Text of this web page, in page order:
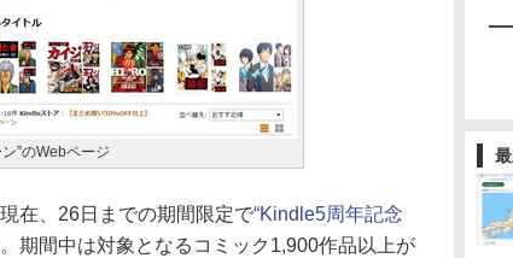
”のWebページ
在、26日までの期間限定で“Kindle5周年記念
期間中は対象となるコミック1,900作品以上が